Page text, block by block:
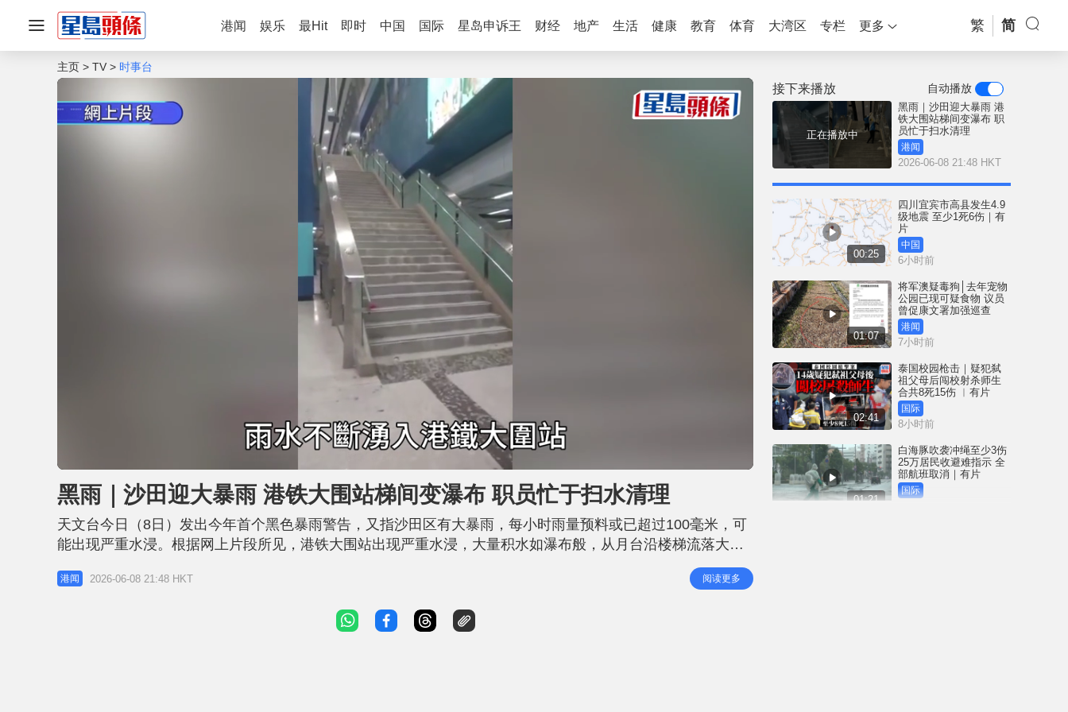
港闻 娱乐 最Hit 即时 中国 国际 星岛申诉王 财经 地产 生活 健康 教育 体育 大湾区 专栏 更多 繁 简
主页 TV 时事台
n
o
d
e
d
6
0
.
1
黑雨｜沙田迎大暴雨 港铁大围站梯间变瀑布 职员忙于扫水清理
天文台今日（8日）发出今年首个黑色暴雨警告，又指沙田区有大暴雨，每小时雨量预料或已超过100毫米，可
能出现严重水浸。根据网上片段所见，港铁大围站出现严重水浸，大量积水如瀑布般，从月台沿楼梯流落大
堂，非常夸张。 《星岛头条》到场了解，见到大围站已没有积水，多名工人忙于扫水及抹干楼梯。另外，记者
亦在城门河见到水位有所上涨，但未有超出河堤。 相关新闻 : 天文台发出今年首个黑色暴雨警告信号 沙田每小
港闻 2026-06-08 21:48 HKT 阅读更多
接下来播放 自动播放
正在播放中
黑雨｜沙田迎大暴雨 港
铁大围站梯间变瀑布 职
员忙于扫水清理
港闻
2026-06-08 21:48 HKT
00:25
四川宜宾市高县发生4.9
级地震 至少1死6伤｜有
片
中国
6小时前
01:07
将军澳疑毒狗│去年宠物
公园已现可疑食物 议员
曾促康文署加强巡查
港闻
7小时前
02:41
泰国校园枪击｜疑犯弑
祖父母后闯校射杀师生
合共8死15伤 ︱有片
国际
8小时前
01:21
白海豚吹袭冲绳至少3伤
25万居民收避难指示 全
部航班取消｜有片
国际